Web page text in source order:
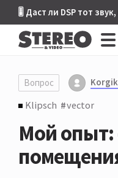
🎚 Даст ли DSP тот
Вопрос
Klipsch vector
Мой опыт: